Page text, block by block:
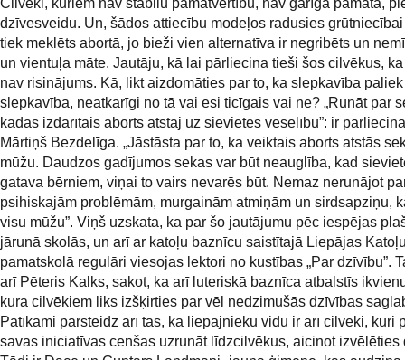
dzīvesveidu. Un, šādos attiecību modeļos radusies
tiek meklēts abortā, jo bieži vien alternatīva ir negribēts un
un vientuļa māte. Jautāju, kā lai pārliecina tieši šos cilvēkus,
nav risinājums. Kā, likt aizdomāties par to, ka slepkavība paliek
slepkavība, neatkarīgi no tā vai esi ticīgais vai ne? „Runāt par
kādas izdarītais aborts atstāj uz sievietes veselību”: ir
Mārtiņš Bezdelīga. „Jāstāsta par to, ka veiktais aborts atstās
mūžu. Daudzos gadījumos sekas var būt neauglība, kad
gatava bērniem, viņai to vairs nevarēs būt. Nemaz nerunājot
psihiskajām problēmām, murgainām atmiņām un sirdsapziņu,
visu mūžu”. Viņš uzskata, ka par šo jautājumu pēc iespējas
jārunā skolās, un arī ar katoļu baznīcu saistītajā Liepājas
pamatskolā regulāri viesojas lektori no kustības „Par dzīvību”.
arī Pēteris Kalks, sakot, ka arī luteriskā baznīca atbalstīs
kura cilvēkiem liks izšķirties par vēl nedzimušās dzīvības
Patīkami pārsteidz arī tas, ka liepājnieku vidū ir arī cilvēki, kuri
savas iniciatīvas cenšas uzrunāt līdzcilvēkus, aicinot izvēlēties